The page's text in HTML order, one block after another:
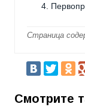
Страница
Смотрите